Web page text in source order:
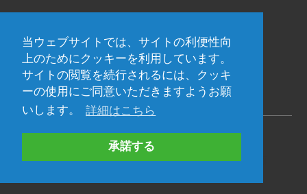
当ウェブサイトでは、サイトの利便性向
上のためにクッキーを利用しています。
サイトの閲覧を続行されるには、クッキ
ーの使用にご同意いただきますようお願
いします。
詳細はこちら
承諾する
資料ダウンロード
サイトマップ
関連海外サイト -
TOKYO ELECTRON DEVICE AMERICA